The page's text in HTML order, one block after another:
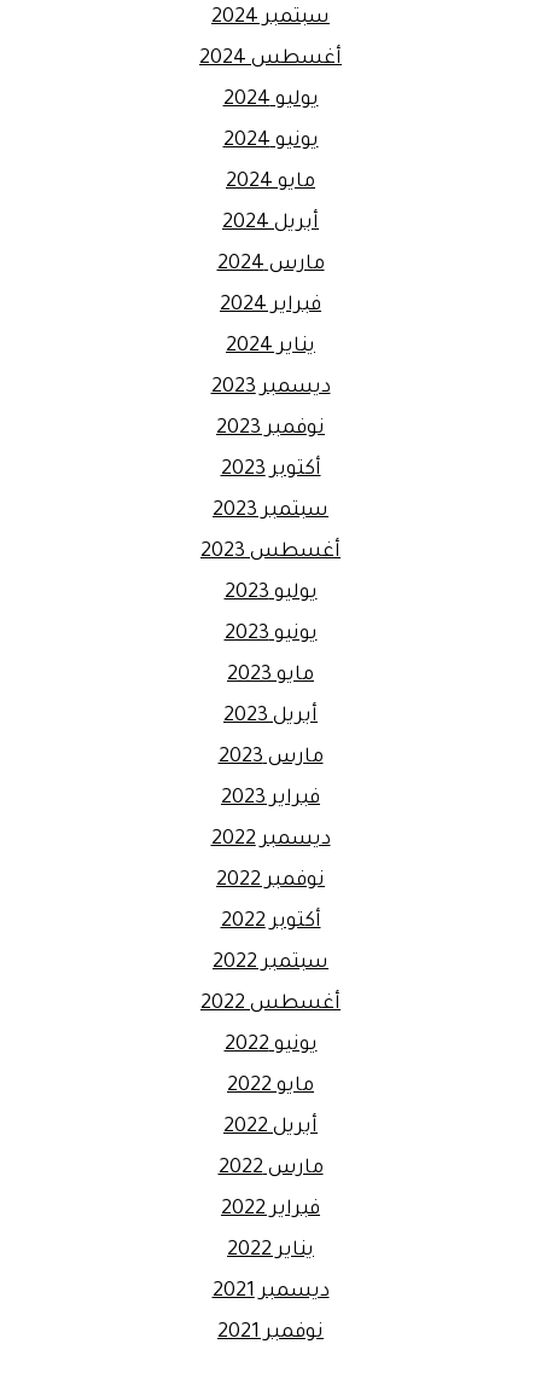
سبتمبر 2024
أغسطس 2024
يوليو 2024
يونيو 2024
مايو 2024
أبريل 2024
مارس 2024
فبراير 2024
يناير 2024
ديسمبر 2023
نوفمبر 2023
أكتوبر 2023
سبتمبر 2023
أغسطس 2023
يوليو 2023
يونيو 2023
مايو 2023
أبريل 2023
مارس 2023
فبراير 2023
ديسمبر 2022
نوفمبر 2022
أكتوبر 2022
سبتمبر 2022
أغسطس 2022
يونيو 2022
مايو 2022
أبريل 2022
مارس 2022
فبراير 2022
يناير 2022
ديسمبر 2021
نوفمبر 2021